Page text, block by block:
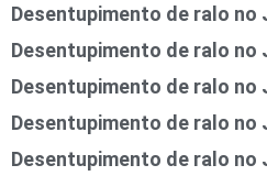
Desentupimento de ralo no
Desentupimento de ralo no
Desentupimento de ralo no
Desentupimento de ralo no
Desentupimento de ralo no